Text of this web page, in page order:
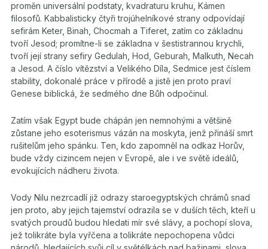
proměn universální podstaty, kvadraturu kruhu, Kámen
filosofů. Kabbalisticky čtyři trojúhelníkové strany odpovídají
sefirám Keter, Binah, Chocmah a Tiferet, zatím co základnu
tvoří Jesod; promítne-li se základna v šestistrannou krychli,
tvoří její strany sefiry Gedulah, Hod, Geburah, Malkuth, Necah
a Jesod. A číslo vítězství a Velikého Díla, Sedmice jest číslem
stability, dokonalé práce v přírodě a jistě jen proto praví
Genese biblická, že sedmého dne Bůh odpočinul.
Zatím však Egypt bude chápán jen nemnohými a většině
zůstane jeho esoterismus vázán na moskyta, jenž přináší smrt
rušitelům jeho spánku. Ten, kdo zapomněl na odkaz Horův,
bude vždy cizincem nejen v Evropě, ale i ve světě ideálů,
evokujících nádheru života.
Vody Nilu nezrcadlí již odrazy staroegyptských chrámů snad
jen proto, aby jejich tajemství odrazila se v duších těch, kteří u
svatých proudů budou hledati mír své slávy, a pochopí slova,
jež tolikráte byla vyřčena a tolikráte nepochopena vůdci